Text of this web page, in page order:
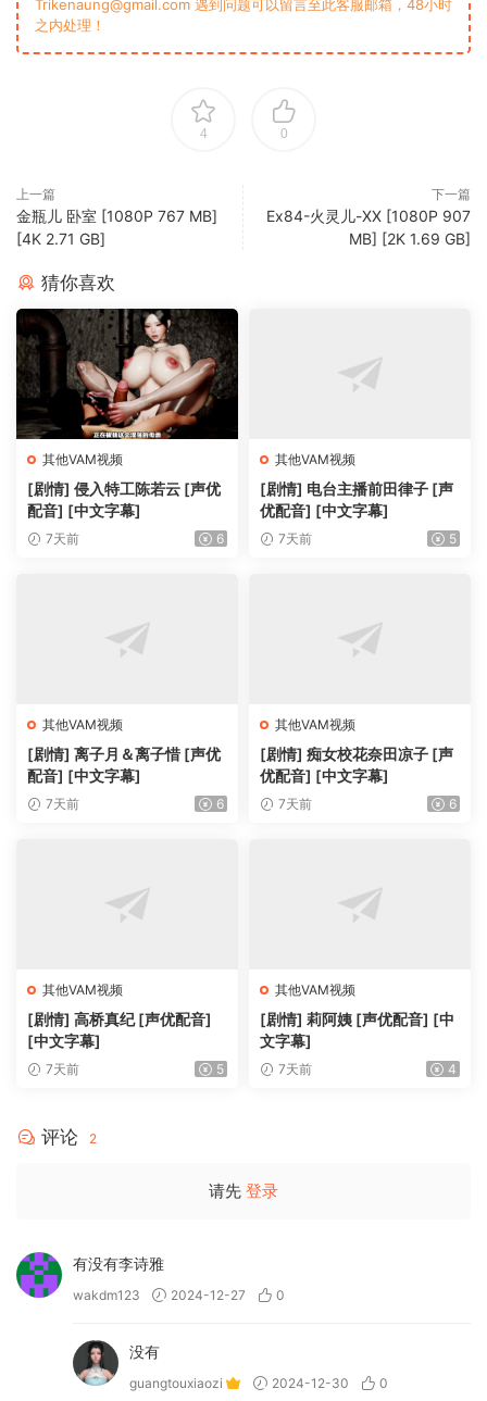
Trikenaung@gmail.com 遇到问题可以留言至此客服邮箱，48小时
之内处理！
4 0
上一篇
金瓶儿 卧室 [1080P 767 MB]
[4K 2.71 GB]
下一篇
Ex84-火灵儿-XX [1080P 907
MB] [2K 1.69 GB]
猜你喜欢
其他VAM视频
[剧情] 侵入特工陈若云 [声优
配音] [中文字幕]
7天前 6
其他VAM视频
[剧情] 电台主播前田律子 [声
优配音] [中文字幕]
7天前 5
其他VAM视频
[剧情] 离子月＆离子惜 [声优
配音] [中文字幕]
7天前 6
其他VAM视频
[剧情] 痴女校花奈田凉子 [声
优配音] [中文字幕]
7天前 6
其他VAM视频
[剧情] 高桥真纪 [声优配音]
[中文字幕]
7天前 5
其他VAM视频
[剧情] 莉阿姨 [声优配音] [中
文字幕]
7天前 4
评论 2
请先 登录
有没有李诗雅
wakdm123 2024-12-27 0
没有
guangtouxiaozi 2024-12-30 0